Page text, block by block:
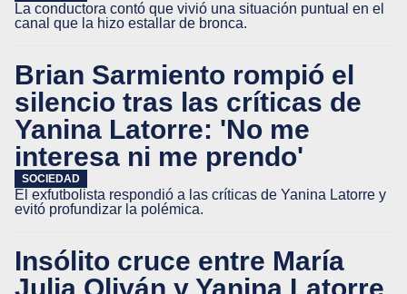
La conductora contó que vivió una situación puntual en el
canal que la hizo estallar de bronca.
Brian Sarmiento rompió el
silencio tras las críticas de
Yanina Latorre: 'No me
interesa ni me prendo'
SOCIEDAD
El exfutbolista respondió a las críticas de Yanina Latorre y
evitó profundizar la polémica.
Insólito cruce entre María
Julia Oliván y Yanina Latorre